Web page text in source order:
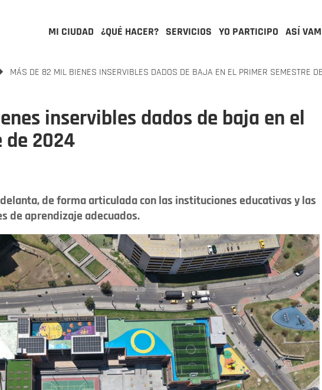
MI CIUDAD ¿QUÉ HACER? SERVICIOS YO PARTICIPO ASÍ
MÁS DE 82 MIL BIENES INSERVIBLES DADOS DE BAJA EN EL PRIMER SEMESTRE
inservibles dados de baja en el
2024
de forma articulada con las instituciones educativas y las
de aprendizaje adecuados.